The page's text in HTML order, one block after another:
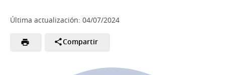
Última actualización: 04/07/2024
Compartir